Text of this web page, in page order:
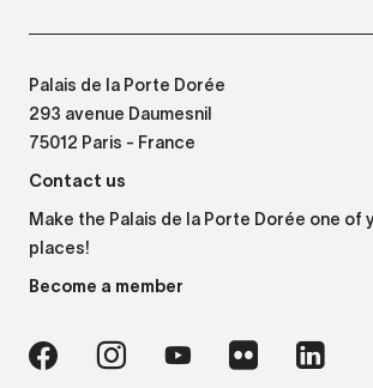
Palais de la Porte Dorée
293 avenue Daumesnil
75012 Paris - France
Contact us
Make the Palais de la Porte Dorée one of
places!
Become a member